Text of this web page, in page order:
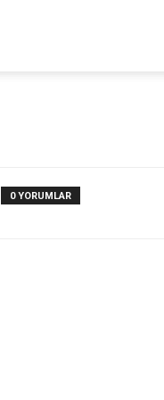
0 YORUMLAR